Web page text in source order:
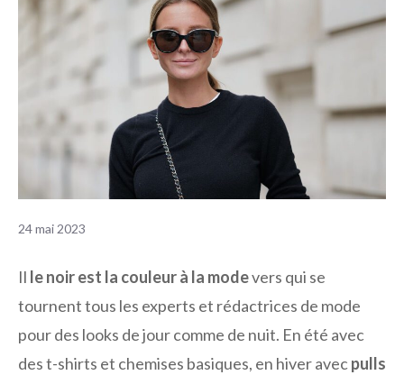
24 mai 2023
Il le noir est la couleur à la modevers qui se
tournent tous les experts et rédactrices de mode
pour des looks de jour comme de nuit. En été avec
des t-shirts et chemises basiques, en hiver avecpulls